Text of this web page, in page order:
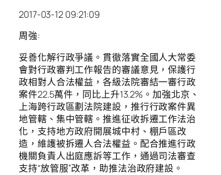
2017-03-12 09:21:09
周強:
妥善化解行政爭議。貫徹落實全國人大常委
會對行政審判工作報告的審議意見，保護行
政相對人合法權益，各級法院審結一審行政
案件22.5萬件，同比上升13.2%。加強北京、
上海跨行政區劃法院建設，推行行政案件異
地管轄、集中管轄。推進征收拆遷工作法治
化，支持地方政府開展城中村、棚戶區改
造，維護被拆遷人合法權益。配合推進行政
機關負責人出庭應訴等工作，通過司法審查
支持“放管服”改革，助推法治政府建設。